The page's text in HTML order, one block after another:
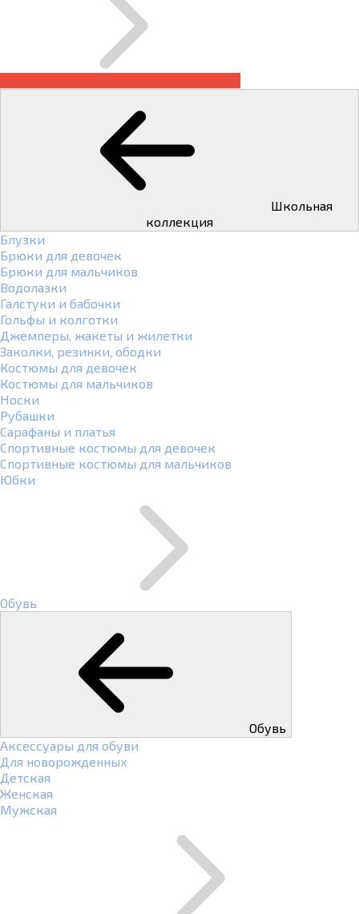
коллекция
Блузки
Брюки для девочек
Брюки для мальчиков
Водолазки
Галстуки и бабочки
Гольфы и колготки
Джемперы, жакеты и жилетки
Заколки, резинки, ободки
Костюмы для девочек
Костюмы для мальчиков
Носки
Рубашки
Сарафаны и платья
Спортивные костюмы для девочек
Спортивные костюмы для мальчиков
Юбки
Обувь
Обувь
Аксессуары для обуви
Для новорожденных
Детская
Женская
Мужская